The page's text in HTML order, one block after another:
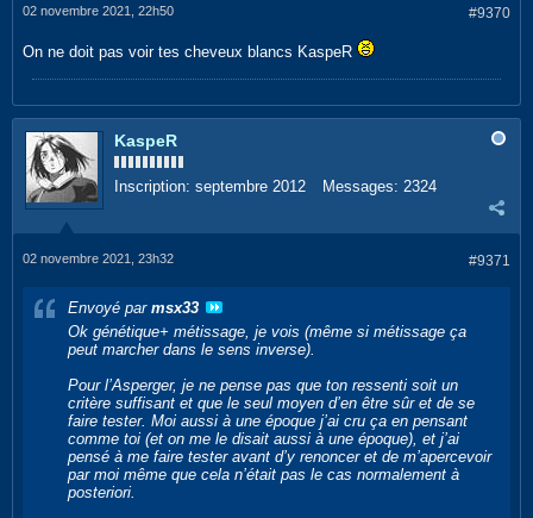
#9370
02 novembre 2021, 22h50
On ne doit pas voir tes cheveux blancs KaspeR
KaspeR
Inscription: septembre 2012 Messages: 2324
#9371
02 novembre 2021, 23h32
Envoyé par msx33
Ok génétique+ métissage, je vois (même si métissage ça
peut marcher dans le sens inverse).
Pour l’Asperger, je ne pense pas que ton ressenti soit un
critère suffisant et que le seul moyen d’en être sûr et de se
faire tester. Moi aussi à une époque j’ai cru ça en pensant
comme toi (et on me le disait aussi à une époque), et j’ai
pensé à me faire tester avant d’y renoncer et de m’apercevoir
par moi même que cela n’était pas le cas normalement à
posteriori.